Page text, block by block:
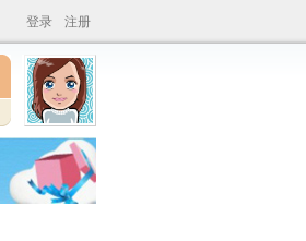
注册
登录